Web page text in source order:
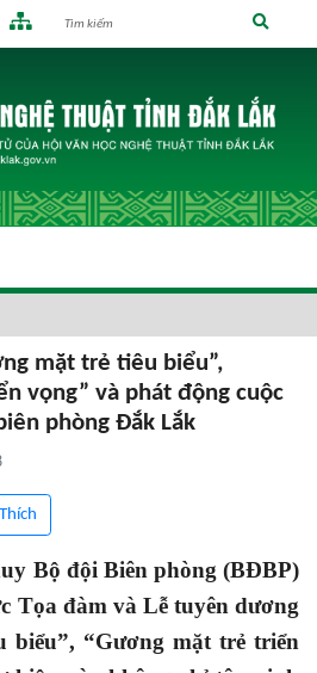
mặt trẻ tiêu biểu”,
vọng” và phát động cuộc
phòng Đắk Lắk
Thích
Bộ đội Biên phòng (BĐBP)
Tọa đàm và Lễ tuyên dương
biểu”, “Gương mặt trẻ triển